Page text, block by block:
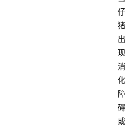
仔
猪
出
现
消
化
障
碍
或